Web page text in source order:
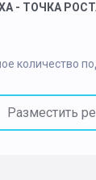
- ТОЧКА
количество
Разместить